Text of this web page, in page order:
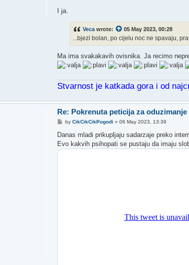
I ja.
Veca wrote: 05 May 2023, 00:28
...bjezi bolan, po cijelu noc ne spavaju,
Ma ima svakakavih ovisnika. Ja recimo
Stvarnost je katkada gora i od
Re: Pokrenuta peticija za
P
s
byCikCikCikPogodi »06 May 2023, 13:39
Danas mladi prikupljaju sadarzaje preko
Evo kakvih psihopati se pustaju da imaju